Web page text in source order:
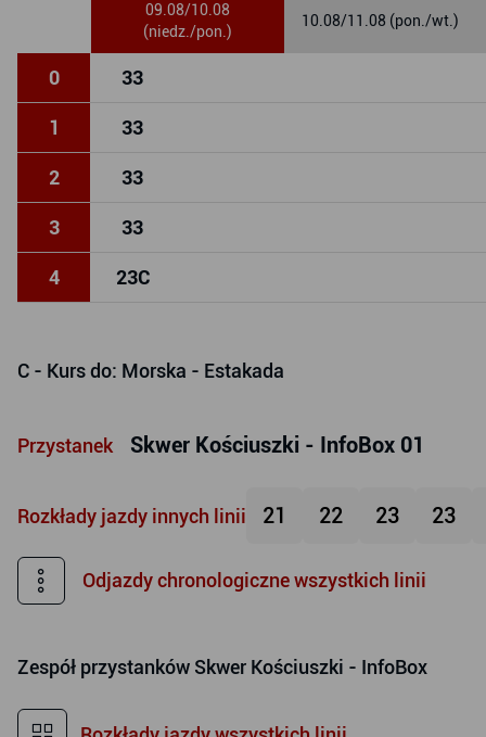
09.08/10.08
(niedz./pon.)
10.08/11.08 (pon./wt.)
0 33
1 33
2 33
3 33
4 23C
C - Kurs do: Morska - Estakada
Przystanek Skwer Kościuszki - InfoBox 01
Rozkłady jazdy innych linii 21 22 23 23
Odjazdy chronologiczne wszystkich linii
Zespół przystanków Skwer Kościuszki - InfoBox